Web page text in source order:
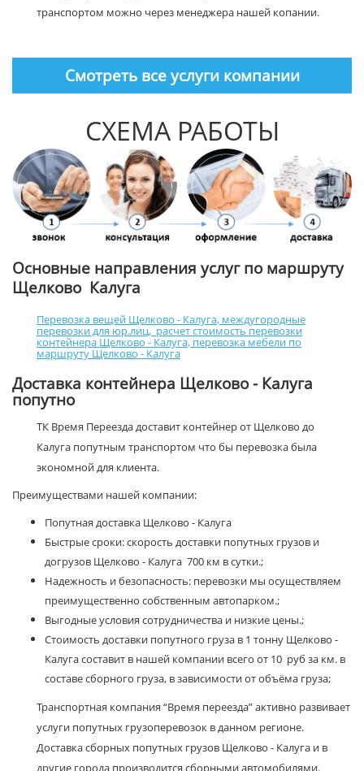
транспортом можно через менеджера нашей копании.
Смотреть все услуги компании
СХЕМА РАБОТЫ
Основные направления услуг по маршруту
Щелково Калуга
Перевозка вещей Щелково - Калуга, междугородные
перевозки для юр.лиц, расчет стоимость перевозки
контейнера Щелково - Калуга, перевозка мебели по
маршруту Щелково - Калуга
Доставка контейнера Щелково - Калуга
попутно
ТК Время Переезда доставит контейнер от Щелково до
Калуга попутным транспортом что бы перевозка была
экономной для клиента.
Преимуществами нашей компании:
Попутная доставка Щелково - Калуга
Быстрые сроки: скорость доставки попутных грузов и
догрузов Щелково - Калуга 700 км в сутки.;
Надежность и безопасность: перевозки мы осуществляем
преимущественно собственным автопарком.;
Выгодные условия сотрудничества и низкие цены.;
Стоимость доставки попутного груза в 1 тонну Щелково -
Калуга составит в нашей компании всего от 10 руб за км. в
составе сборного груза, в зависимости от объёма груза;
Транспортная компания “Время переезда” активно развивает
услуги попутных грузоперевозок в данном регионе.
Доставка сборных попутных грузов Щелково - Калуга и в
другие города производится сборными автомобилями.